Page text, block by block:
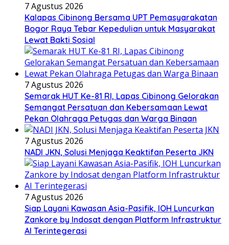
7 Agustus 2026
Kalapas Cibinong Bersama UPT Pemasyarakatan
Bogor Raya Tebar Kepedulian untuk Masyarakat
Lewat Bakti Sosial
7 Agustus 2026
Semarak HUT Ke-81 RI, Lapas Cibinong Gelorakan
Semangat Persatuan dan Kebersamaan Lewat
Pekan Olahraga Petugas dan Warga Binaan
7 Agustus 2026
NADI JKN, Solusi Menjaga Keaktifan Peserta JKN
7 Agustus 2026
Siap Layani Kawasan Asia-Pasifik, IOH Luncurkan
Zankore by Indosat dengan Platform Infrastruktur
AI Terintegerasi